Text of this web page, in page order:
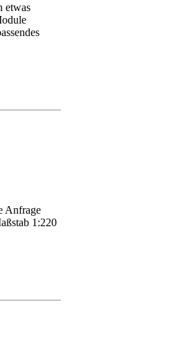
etwas
Anfrage
1:220